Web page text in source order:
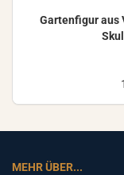
Gar­ten­fi­gur aus
MEHR ÜBER...